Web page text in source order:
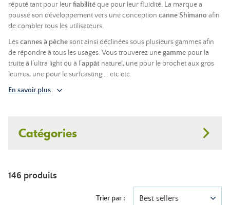
réputé tant pour leurfiabilitéque pour leur fluidité. La marque a
poussé son développement vers une conception canne Shimano afin
de combler tous les utilisateurs.
Lescannes à pêchesont ainsi déclinées sous plusieurs gammes afin
de répondre à tous les usages. Vous trouverez unegamme pour la
truite à l’ultra light ou à l’appât naturel, une pour le brochet aux gros
leurres, une pour le surfcasting … etc etc.
En savoir plus
Catégories
146 produits
Trier par : Best sellers